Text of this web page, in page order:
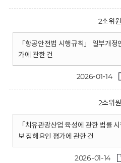
2소위
「항공안전법 시행규칙」 일부개
가에 관한 건
2026-01-14
2소위
「치유관광산업 육성에 관한 법률
보 침해요인 평가에 관한 건
2026-01-14